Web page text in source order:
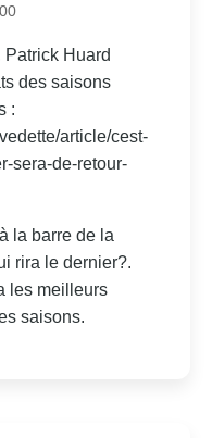
Huard
des saisons
:
article/cest-
sera-de-retour-
la barre de la
rira le dernier?.
les meilleurs
saisons.